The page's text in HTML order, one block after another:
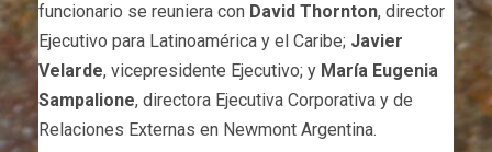
funcionario se reuniera con David Thornton, director
Ejecutivo para Latinoamérica y el Caribe; Javier
Velarde, vicepresidente Ejecutivo; y María Eugenia
Sampalione, directora Ejecutiva Corporativa y de
Relaciones Externas en Newmont Argentina.